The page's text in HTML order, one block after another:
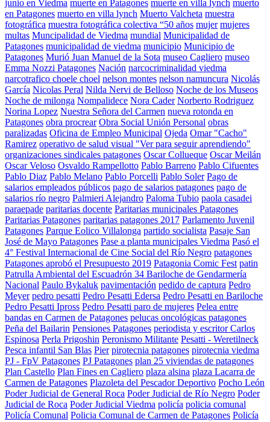
junio en Viedma muerte en Patagones muerte en villa lynch muerto
en Patagones muerto en villa lynch Muerto Valcheta muestra
fotográfica muestra fotográfica colectiva “50 años mujer mujeres
multas Muncipalidad de Viedma mundial Municipalidad de
Patagones municipalidad de viedma municipio Municipio de
Patagones Murió Juan Manuel de la Sota museo Cagliero museo
Emma Nozzi Patagones Nación narcocriminalidad viedma
narcotrafico choele choel nelson montes nelson namuncura Nicolás
García Nicolas Peral Nilda Nervi de Belloso Noche de los Museos
Noche de milonga Nompalidece Nora Cader Norberto Rodriguez
Norina Lopez Nuestra Señora del Carmen nueva rotonda en
Patagones obra procrear Obra Social Unión Personal obras
paralizadas Oficina de Empleo Municipal Ojeda Omar "Cacho"
Ramirez operativo de salud visual "Ver para seguir aprendiendo"
organizaciones sindicales patagones Oscar Collueque Oscar Meilán
Oscar Veloso Osvaldo Rampellotto Pablo Barreno Pablo Cifuentes
Pablo Diaz Pablo Melano Pablo Porcelli Pablo Soler Pago de
salarios empleados públicos pago de salarios patagones pago de
salarios río negro Palmieri Alejandro Paloma Tubio paola casadei
paraepade paritarias docente Paritarias municipales Patagones
Paritarias Patagones paritarias patagones 2017 Parlamento Juvenil
Patagones Parque Eolico Villalonga partido socialista Pasaje San
José de Mayo Patagones Pase a planta municipales Viedma Pasó el
4° Festival Internacional de Cine Social del Río Negro patagones
Patagones aprobó el Presupuesto 2019 Patagonia Comic Fest patin
Patrulla Ambiental del Escuadrón 34 Bariloche de Gendarmería
Nacional Paulo Bykaluk pavimentación pedido de captura Pedro
Meyer pedro pesatti Pedro Pesatti Edersa Pedro Pesatti en Bariloche
Pedro Pesatti Ipross Pedro Pesatti paro de mujeres Pelea entre
bandas en Carmen de Patagones pelucas oncológicas patagones
Peña del Bailarin Pensiones Patagones periodista y escritor Carlos
Espinosa Perla Prigoshin Peronismo Militante Pesatti - Weretilneck
Pesca infantil San Blas Pier pirotecnia patagones pirotecnia viedma
PJ - FpV Patagones PJ Patagones plan 25 viviendas de patagones
Plan Castello Plan Fines en Cagliero plaza alsina plaza Lacarra de
Carmen de Patagones Plazoleta del Pescador Deportivo Pocho León
Poder Judicial de General Roca Poder Judicial de Río Negro Poder
Judicial de Roca Poder Judicial Viedma policía policia comunal
Policía Comunal Policia Comunal de Carmen de Patagones Policía